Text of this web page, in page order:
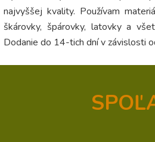
najvyššej kvality. Používam
škárovky, špárovky, latovky a
Dodanie do 14-tich dní v závislosti